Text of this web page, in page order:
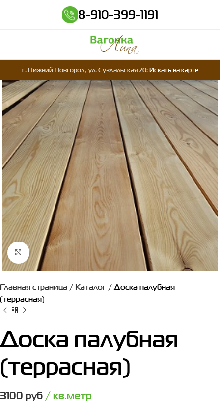
8-910-399-1191
г. Нижний Новгород, ул. Суздальская 70:Искать на карте
Нажмите, чтобы увеличить
Главная страница / Каталог/Доска палубная
(террасная)
Доска палубная
(террасная)
3100руб/ кв.метр